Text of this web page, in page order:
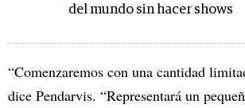
del mundo sin hacer shows
“Comenzaremos con una cantidad
dice Pendarvis. “Representará un